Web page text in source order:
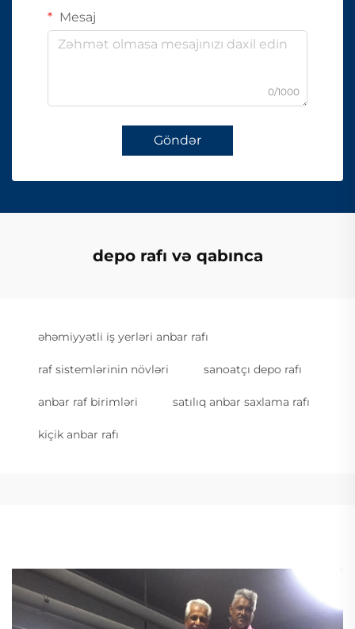
Mesaj
0/1000
Göndər
depo rafı və qabınca
əhəmiyyətli iş yerləri anbar rafı
raf sistemlərinin növləri sanoatçı depo rafı
anbar raf birimləri satılıq anbar saxlama rafı
kiçik anbar rafı